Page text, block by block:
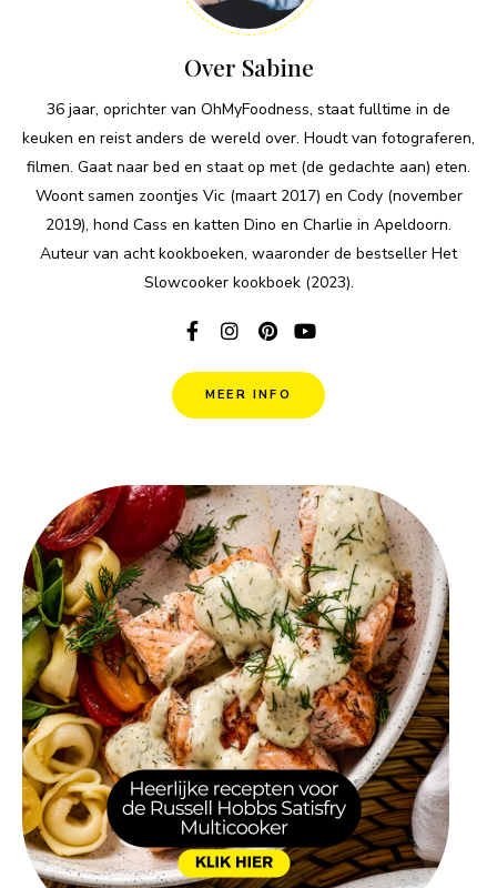
Over Sabine
36 jaar, oprichter van OhMyFoodness, staat fulltime in de
keuken en reist anders de wereld over. Houdt van fotograferen,
filmen. Gaat naar bed en staat op met (de gedachte aan) eten.
Woont samen zoontjes Vic (maart 2017) en Cody (november
2019), hond Cass en katten Dino en Charlie in Apeldoorn.
Auteur van acht kookboeken, waaronder de bestseller Het
Slowcooker kookboek (2023).
MEER INFO